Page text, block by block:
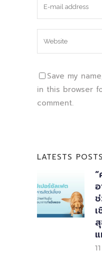
Save my
in this browser
comment.
LATESTS POSTS